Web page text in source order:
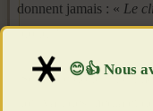
donnent jamais : « Le
blond ?
Serait-ce donc un